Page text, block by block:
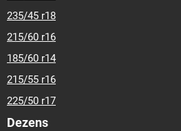
235/45 r18
215/60 r16
185/60 r14
215/55 r16
225/50 r17
Dezens